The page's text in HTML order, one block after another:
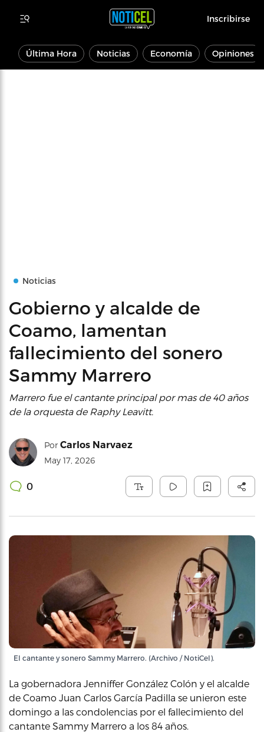
Inscribirse
Última Hora Noticias Economía Opiniones
Noticias
Gobierno y alcalde de
Coamo, lamentan
fallecimiento del sonero
Sammy Marrero
Marrero fue el cantante principal por mas de 40 años
de la orquesta de Raphy Leavitt.
Por Carlos Narvaez
May 17, 2026
0
El cantante y sonero Sammy Marrero. (Archivo / NotiCel).
La gobernadora Jenniffer González Colón y el alcalde
de Coamo Juan Carlos García Padilla se unieron este
domingo a las condolencias por el fallecimiento del
cantante Sammy Marrero a los 84 años.